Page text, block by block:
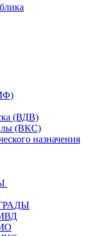
(ВДВ)
(ВКС)
назначения